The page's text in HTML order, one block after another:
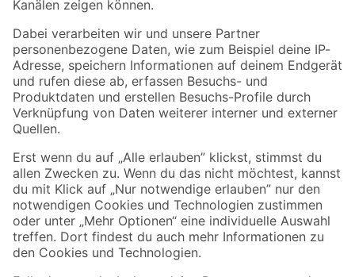
Folge uns
Zahlungsarten Versandarten
Sicher einkaufen
Jetzt die toom-App herunterladen